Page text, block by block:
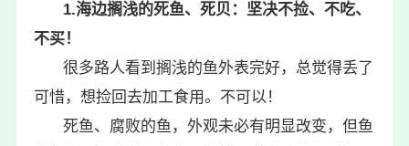
1.海边搁浅的死鱼、死贝：坚决不捡、不吃、
不买！
很多路人看到搁浅的鱼外表完好，总觉得丢了
可惜，想捡回去加工食用。不可以！
死鱼、腐败的鱼，外观未必有明显改变，但鱼